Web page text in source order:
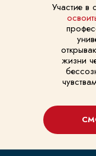
Участие в
жизни